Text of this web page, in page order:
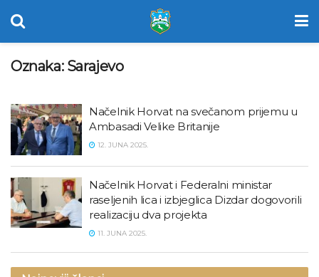
Oznaka: Sarajevo
Načelnik Horvat na svečanom prijemu u
Ambasadi Velike Britanije
12. JUNA 2025.
Načelnik Horvat i Federalni ministar
raseljenih lica i izbjeglica Dizdar dogovorili
realizaciju dva projekta
11. JUNA 2025.